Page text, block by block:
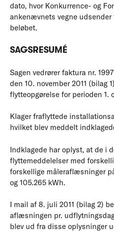
dato, hvor Kon­kur­ren­ce- og
ankenævnets vegne
beløbet.
SAGSRESUMÉ
Sagen vedrører faktura nr.
den 10. november 2011 (bilag
flytteopgørelse for perioden 1.
Klager fraflyttede
hvilket blev meddelt
Indklagede har oplyst, at de i
flyttemeddelelser med
forskellige måleraflæsninger
og 105.265 kWh.
I mail af 8. juli 2011 (bilag 2)
aflæsningen pr.
blev ud fra disse oplysninger